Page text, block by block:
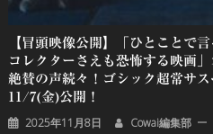
【冒頭映像公開】「ひとことで
コレクターさえも恐怖する映画
絶賛の声続々！ゴシック超常サス
11/7(金)公開！
2025年11月8日 Cowai編集部